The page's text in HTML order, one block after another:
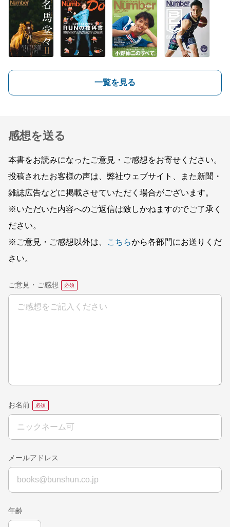
一覧を見る
感想を送る
本書をお読みになったご意見・ご感想をお寄せください。
投稿されたお客様の声は、弊社ウェブサイト、また新聞・
雑誌広告などに掲載させていただく場合がございます。
※いただいた内容へのご返信は致しかねますのでご了承く
ださい。
※ご意見・ご感想以外は、
こちらから各部門にお送りくだ
さい。
ご意見・ご感想
お名前
メールアドレス
年齢